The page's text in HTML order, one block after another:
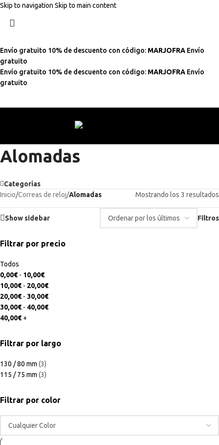
Skip to navigation Skip to main content
Envío gratuito 10% de descuento con código: MARJOFRA Envío
gratuito
Envío gratuito 10% de descuento con código: MARJOFRA Envío
gratuito
Alomadas
Categorías
Inicio/Correas de reloj/Alomadas Mostrando los 3 resultados
Show sidebar Filtros
Filtrar por precio
Todos
0,00€ - 10,00€
10,00€ - 20,00€
20,00€ - 30,00€
30,00€ - 40,00€
40,00€ +
Filtrar por largo
130 / 80 mm (3)
115 / 75 mm (3)
Filtrar por color